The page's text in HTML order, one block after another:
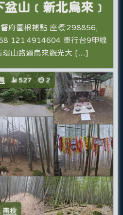
山﹝新北烏來﹞
府圖根補點 座標:298856,
121.4914604 車行台9甲線
環山路過烏來觀光大 […]
527 2
,南投